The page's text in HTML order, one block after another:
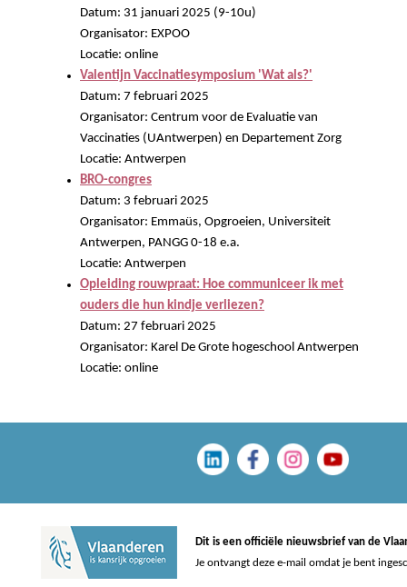
Datum: 31 januari 2025 (9-10u)
Organisator: EXPOO
Locatie: online
Valentijn Vaccinatiesymposium 'Wat als?'
Datum: 7 februari 2025
Organisator: Centrum voor de Evaluatie van
Vaccinaties (UAntwerpen) en Departement Zorg
Locatie: Antwerpen
BRO-congres
Datum: 3 februari 2025
Organisator: Emmaüs, Opgroeien, Universiteit
Antwerpen, PANGG 0-18 e.a.
Locatie: Antwerpen
Opleiding rouwpraat: Hoe communiceer ik met
ouders die hun kindje verliezen?
Datum: 27 februari 2025
Organisator: Karel De Grote hogeschool Antwerpen
Locatie: online
Dit is een officiële nieuwsbrief van de
Je ontvangt deze e-mail omdat je bent